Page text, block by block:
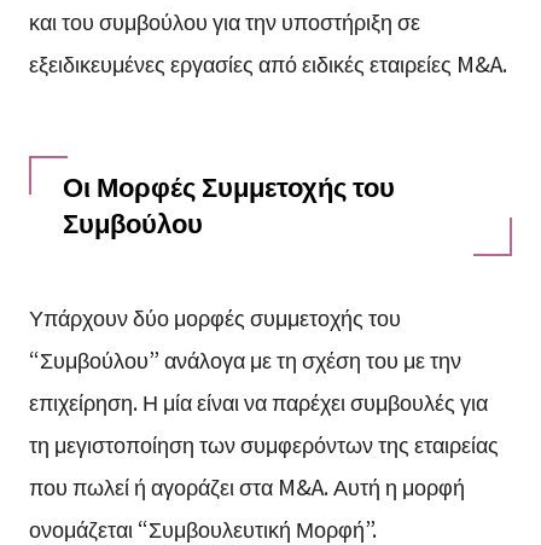
και του συμβούλου για την υποστήριξη σε
εξειδικευμένες εργασίες από ειδικές εταιρείες M&A.
Οι Μορφές Συμμετοχής του
Συμβούλου
Υπάρχουν δύο μορφές συμμετοχής του
“Συμβούλου” ανάλογα με τη σχέση του με την
επιχείρηση. Η μία είναι να παρέχει συμβουλές για
τη μεγιστοποίηση των συμφερόντων της εταιρείας
που πωλεί ή αγοράζει στα M&A. Αυτή η μορφή
ονομάζεται “Συμβουλευτική Μορφή”.